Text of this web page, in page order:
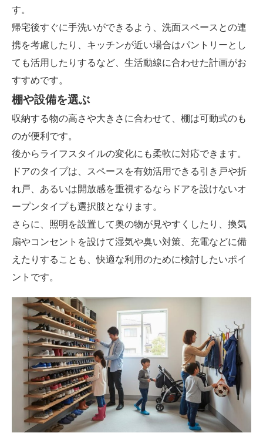
す。
帰宅後すぐに手洗いができるよう、洗面スペースとの連
携を考慮したり、キッチンが近い場合はパントリーとし
ても活用したりするなど、生活動線に合わせた計画がお
すすめです。
棚や設備を選ぶ
収納する物の高さや大きさに合わせて、棚は可動式のも
のが便利です。
後からライフスタイルの変化にも柔軟に対応できます。
ドアのタイプは、スペースを有効活用できる引き戸や折
れ戸、あるいは開放感を重視するならドアを設けないオ
ープンタイプも選択肢となります。
さらに、照明を設置して奥の物が見やすくしたり、換気
扇やコンセントを設けて湿気や臭い対策、充電などに備
えたりすることも、快適な利用のために検討したいポイ
ントです。